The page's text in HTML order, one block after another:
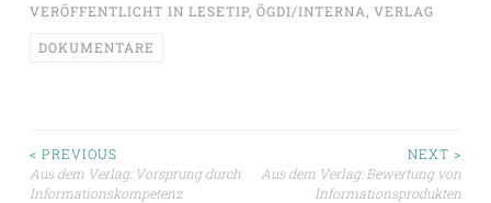
VERÖFFENTLICHT IN LESETIP, ÖGDI/INTERNA, VERLAG
DOKUMENTARE
Beitragsnavigation
< PREVIOUS
Aus dem Verlag: Vorsprung durch
Informationskompetenz
NEXT >
Aus dem Verlag: Bewertung von
Informationsprodukten